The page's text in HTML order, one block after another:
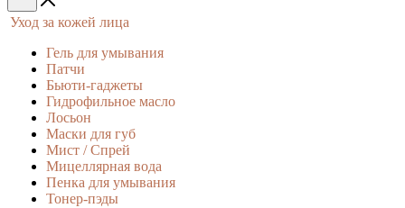
Уход за кожей лица
Гель для умывания
Патчи
Бьюти-гаджеты
Гидрофильное масло
Лосьон
Маски для губ
Мист / Спрей
Мицеллярная вода
Пенка для умывания
Тонер-пэды